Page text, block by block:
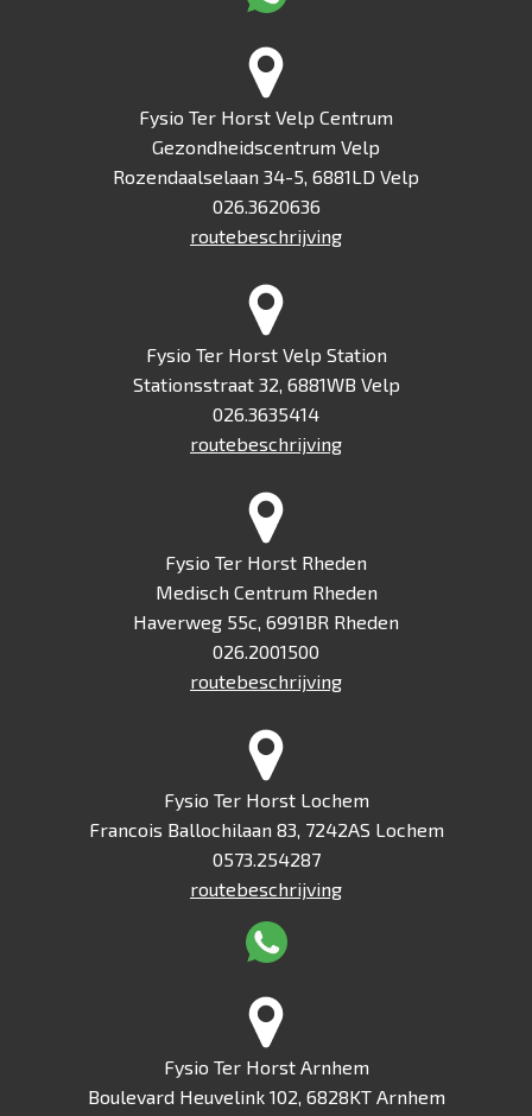
Fysio Ter Horst Velp Centrum
Gezondheidscentrum Velp
Rozendaalselaan 34-5, 6881LD Velp
026.3620636
routebeschrijving
Fysio Ter Horst Velp Station
Stationsstraat 32, 6881WB Velp
026.3635414
routebeschrijving
Fysio Ter Horst Rheden
Medisch Centrum Rheden
Haverweg 55c, 6991BR Rheden
026.2001500
routebeschrijving
Fysio Ter Horst Lochem
Francois Ballochilaan 83, 7242AS Lochem
0573.254287
routebeschrijving
Fysio Ter Horst Arnhem
Boulevard Heuvelink 102, 6828KT Arnhem